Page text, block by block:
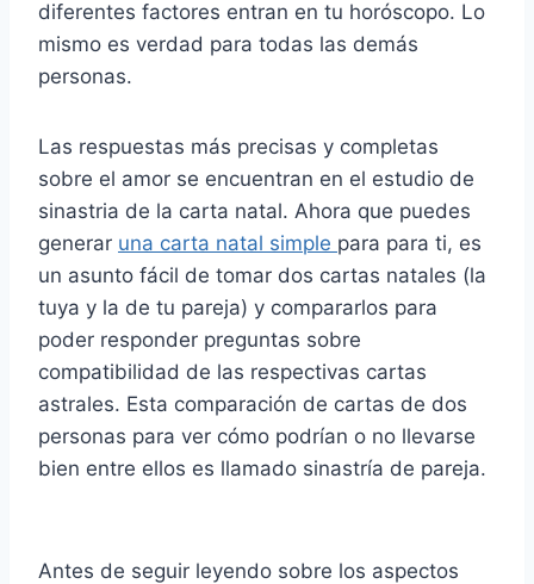
diferentes factores entran en tu horóscopo. Lo
mismo es verdad para todas las demás
personas.
Las respuestas más precisas y completas
sobre el amor se encuentran en el estudio de
sinastria de la carta natal. Ahora que puedes
generar una carta natal simple para para ti, es
un asunto fácil de tomar dos cartas natales (la
tuya y la de tu pareja) y compararlos para
poder responder preguntas sobre
compatibilidad de las respectivas cartas
astrales. Esta comparación de cartas de dos
personas para ver cómo podrían o no llevarse
bien entre ellos es llamado sinastría de pareja.
Antes de seguir leyendo sobre los aspectos